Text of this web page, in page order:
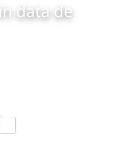
data de